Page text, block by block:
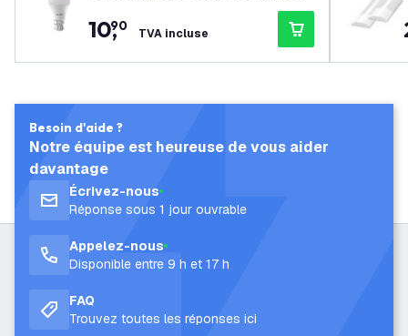
e LED Standard - B22 - 9W - 806 Lu
men - 2200K - 4000K - Lampe Vint
10,
90 TVA incluse
Besoin d'aide ?
Notre équipe est heureuse de vous aider
davantage
Écrivez-nous
Réponse sous 1 jour ouvrable
Appelez-nous
Disponible entre 9 h et 17 h
FAQ
Trouvez toutes les réponses ici